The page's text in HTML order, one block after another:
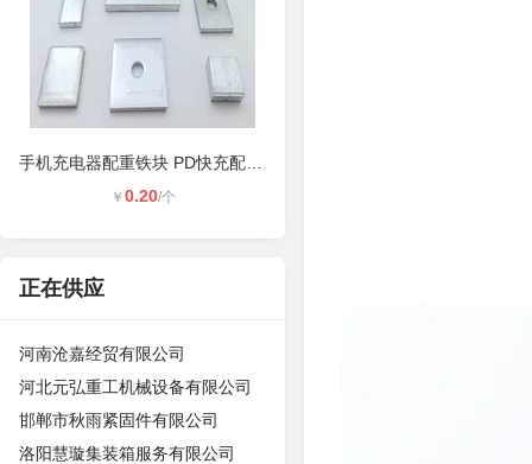
￥ 0.20/个
正在供应
河南沧嘉经贸有限公司
河北元弘重工机械设备有限公司
邯郸市秋雨紧固件有限公司
洛阳慧璇集装箱服务有限公司